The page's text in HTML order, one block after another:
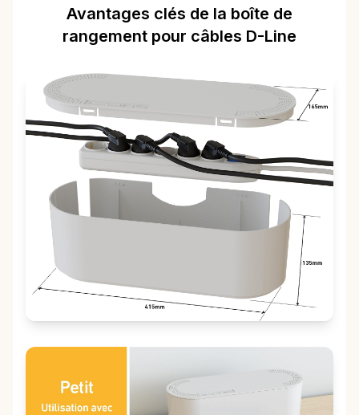
Avantages clés de la boîte de
rangement pour câbles D-Line